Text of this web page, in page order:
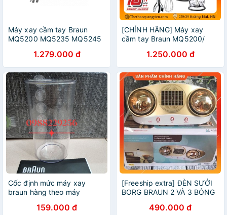
Máy xay cầm tay Braun
MQ5200 MQ5235 MQ5245
Model MQ5000 MQ5035
MQ5045 - Hàng chính hãng
1.279.000 đ
[CHÍNH HÃNG] Máy xay
cầm tay Braun MQ5200/
suất 1000w sản xuất tại
Rumani
1.250.000 đ
Cốc định mức máy xay
braun hàng theo máy
159.000 đ
[Freeship extra] ĐÈN SƯỞI
BORG BRAUN 2 VÀ 3 BÓNG
năm Huy Anh490.000 đ